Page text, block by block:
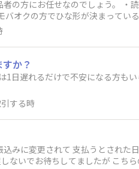
やすい簡潔な方 ・改行なしの長文 ・「悪い」評
（支払い期限・何日後はキャン
て お取り引きがキャ
んと自己紹介を読んでくださるわ
か？
日遅れるだけで不安になる方も
する時
みに変更されて 支払うとされた
ないでお待ちしてましたが こち